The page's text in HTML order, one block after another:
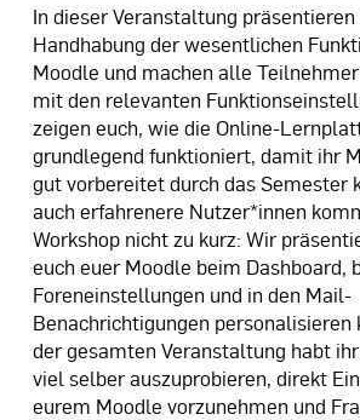
In dieser Veranstaltung
Handhabung der wesentlichen
Moodle und machen alle
mit den relevanten
zeigen euch, wie die Online-
grundlegend funktioniert, damit ihr
gut vorbereitet durch das Semester
auch erfahrenere Nutzer*innen
Workshop nicht zu kurz: Wir
euch euer Moodle beim Dashboard,
Foreneinstellungen und in den Mail-
Benachrichtigungen personalisieren
der gesamten Veranstaltung habt
viel selber auszuprobieren, direkt
eurem Moodle vorzunehmen und